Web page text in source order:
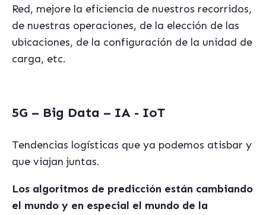
Red, mejore la eficiencia de nuestros recorridos,
de nuestras operaciones, de la elección de las
ubicaciones, de la configuración de la unidad de
carga, etc.
5G – Big Data – IA - IoT
Tendencias logísticas que ya podemos atisbar y
que viajan juntas.
Los algoritmos de predicción están cambiando
el mundo y en especial el mundo de la